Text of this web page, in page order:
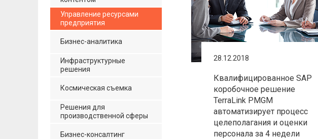
Управление ресурсами
предприятия
Бизнес-аналитика
Инфраструктурные
решения
Космическая съемка
Решения для
производственной сферы
Бизнес-консалтинг
28.12.2018
Квалифицированное SAP
коробочное решение
TerraLink PMGM
автоматизирует процесс
целеполагания и оценки
персонала за 4 недели